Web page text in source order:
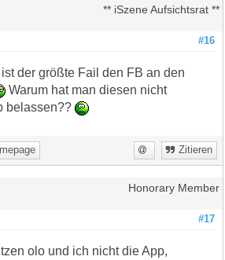
** iSzene Aufsichtsrat **
#16
der größte Fail den FB an den
Warum hat man diesen nicht
belassen??
Zitieren
Honorary Member
#17
olo und ich nicht die App,